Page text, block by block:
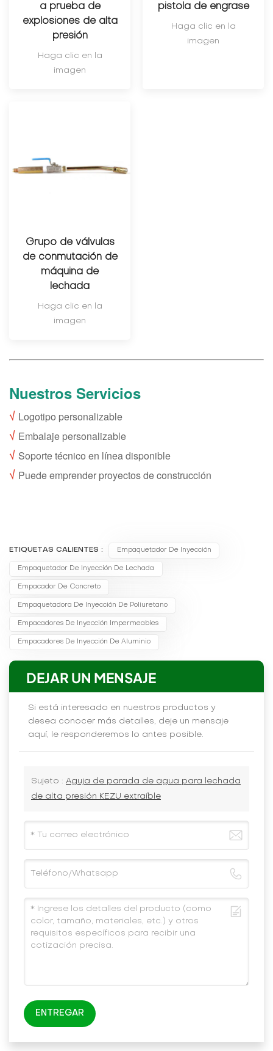
a prueba de
explosiones de alta
presión
Haga clic en la
imagen
pistola de engrase
Haga clic en la
imagen
Grupo de válvulas
de conmutación de
máquina de
lechada
Haga clic en la
imagen
Nuestros Servicios
√ Logotipo personalizable
√ Embalaje personalizable
√ Soporte técnico en línea disponible
√ Puede emprender proyectos de construcción
ETIQUETAS CALIENTES : Empaquetador De Inyección
Empaquetador De Inyección De Lechada
Empacador De Concreto
Empaquetadora De Inyección De Poliuretano
Empacadores De Inyección Impermeables
Empacadores De Inyección De Aluminio
DEJAR UN MENSAJE
Si está interesado en nuestros productos y
desea conocer más detalles, deje un mensaje
aquí, le responderemos lo antes posible.
Sujeto : Aguja de parada de agua para lechada
de alta presión KEZU extraíble
ENTREGAR